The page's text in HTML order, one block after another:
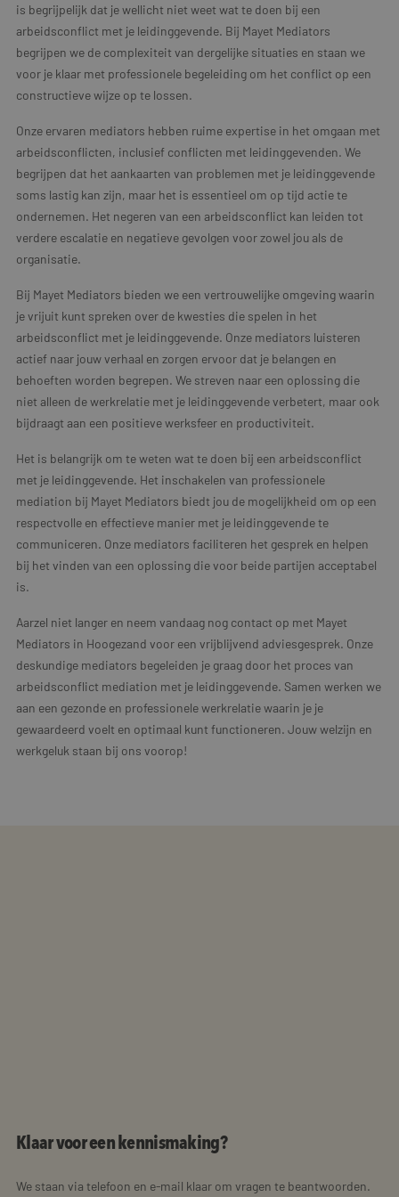
is begrijpelijk dat je wellicht niet weet wat te doen bij een
arbeidsconflict met je leidinggevende. Bij Mayet Mediators
begrijpen we de complexiteit van dergelijke situaties en staan we
voor je klaar met professionele begeleiding om het conflict op een
constructieve wijze op te lossen.
Onze ervaren mediators hebben ruime expertise in het omgaan met
arbeidsconflicten, inclusief conflicten met leidinggevenden. We
begrijpen dat het aankaarten van problemen met je leidinggevende
soms lastig kan zijn, maar het is essentieel om op tijd actie te
ondernemen. Het negeren van een arbeidsconflict kan leiden tot
verdere escalatie en negatieve gevolgen voor zowel jou als de
organisatie.
Bij Mayet Mediators bieden we een vertrouwelijke omgeving waarin
je vrijuit kunt spreken over de kwesties die spelen in het
arbeidsconflict met je leidinggevende. Onze mediators luisteren
actief naar jouw verhaal en zorgen ervoor dat je belangen en
behoeften worden begrepen. We streven naar een oplossing die
niet alleen de werkrelatie met je leidinggevende verbetert, maar ook
bijdraagt aan een positieve werksfeer en productiviteit.
Het is belangrijk om te weten wat te doen bij een arbeidsconflict
met je leidinggevende. Het inschakelen van professionele
mediation bij Mayet Mediators biedt jou de mogelijkheid om op een
respectvolle en effectieve manier met je leidinggevende te
communiceren. Onze mediators faciliteren het gesprek en helpen
bij het vinden van een oplossing die voor beide partijen acceptabel
is.
Aarzel niet langer en neem vandaag nog contact op met Mayet
Mediators in Hoogezand voor een vrijblijvend adviesgesprek. Onze
deskundige mediators begeleiden je graag door het proces van
arbeidsconflict mediation met je leidinggevende. Samen werken we
aan een gezonde en professionele werkrelatie waarin je je
gewaardeerd voelt en optimaal kunt functioneren. Jouw welzijn en
werkgeluk staan bij ons voorop!
Klaar voor een kennismaking?
We staan via telefoon en e-mail klaar om vragen te beantwoorden.